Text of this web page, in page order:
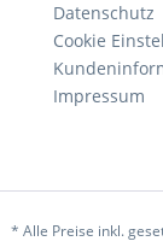
Datenschutz
Cookie
Impressum
* Alle Preise inkl.